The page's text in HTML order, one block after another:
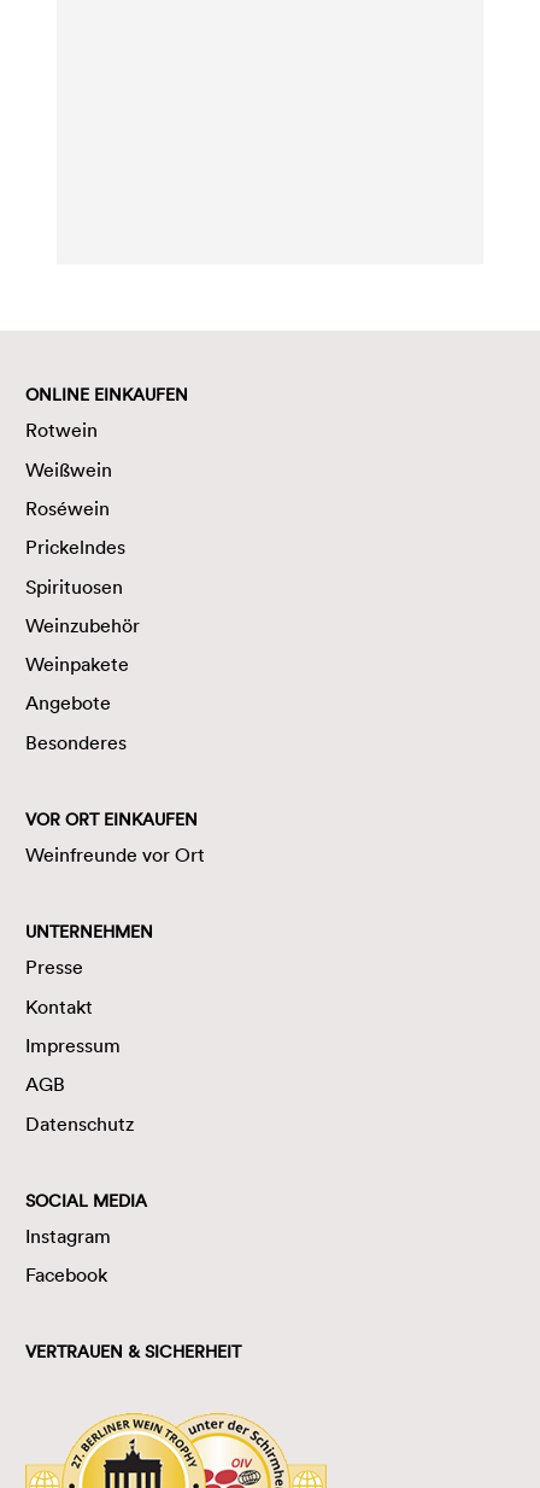
ONLINE EINKAUFEN
Rotwein
Weißwein
Roséwein
Prickelndes
Spirituosen
Weinzubehör
Weinpakete
Angebote
Besonderes
VOR ORT EINKAUFEN
Weinfreunde vor Ort
UNTERNEHMEN
Presse
Kontakt
Impressum
AGB
Datenschutz
SOCIAL MEDIA
Instagram
Facebook
VERTRAUEN & SICHERHEIT